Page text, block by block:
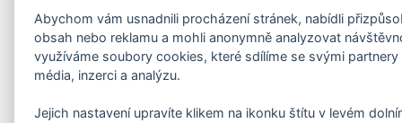
Abychom vám usnadnili procházení stránek, nabídli
obsah nebo reklamu a mohli anonymně analyzovat
využíváme soubory cookies, které sdílíme se svými
média, inzerci a analýzu.
Jejich nastavení upravíte klikem na ikonku štítu v levém